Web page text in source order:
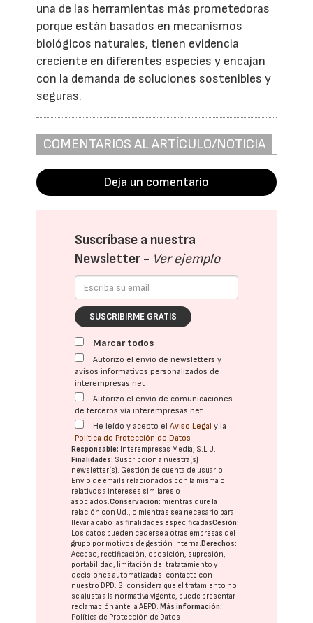
una de las herramientas más prometedoras
porque están basados en mecanismos
biológicos naturales, tienen evidencia
creciente en diferentes especies y encajan
con la demanda de soluciones sostenibles y
seguras.
COMENTARIOS AL ARTÍCULO/NOTICIA
Deja un comentario
Suscríbase a nuestra
Newsletter - Ver ejemplo
SUSCRIBIRME GRATIS
Marcar todos
Autorizo el envío de newsletters y
avisos informativos personalizados de
interempresas.net
Autorizo el envío de comunicaciones
de terceros vía interempresas.net
He leído y acepto elAviso Legal y la
Política de Protección de Datos
Responsable: Interempresas Media, S.L.U.
Finalidades: Suscripción a nuestra(s)
newsletter(s). Gestión de cuenta de usuario.
Envío de emails relacionados con la misma o
relativos a intereses similares o
asociados.Conservación: mientras dure la
relación con Ud., o mientras sea necesario para
llevar a cabo las finalidades especificadasCesión:
Los datos pueden cederse a otras empresas del
grupo por motivos de gestión interna. Derechos:
Acceso, rectificación, oposición, supresión,
portabilidad, limitación del tratatamiento y
decisiones automatizadas: contacte con
nuestro DPD. Si considera que el tratamiento no
se ajusta a la normativa vigente, puede presentar
reclamación ante laAEPD. Más información:
Política de Protección de Datos